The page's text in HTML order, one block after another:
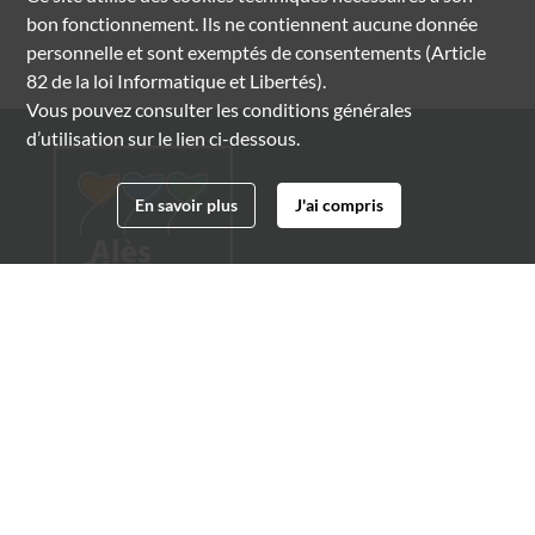
bon fonctionnement. Ils ne contiennent aucune donnée
personnelle et sont exemptés de consentements (Article
82 de la loi Informatique et Libertés).
Vous pouvez consulter les conditions générales
d’utilisation sur le lien ci-dessous.
En savoir plus J'ai compris